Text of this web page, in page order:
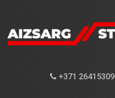
+371 26415309
AIZSARGSTIEŅU
APRĪKOJUMA